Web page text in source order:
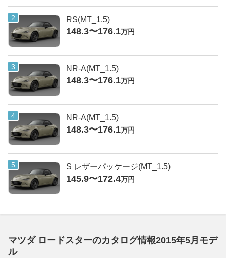
RS(MT_1.5)
148.3〜176.1万円
NR-A(MT_1.5)
148.3〜176.1万円
NR-A(MT_1.5)
148.3〜176.1万円
S レザーパッケージ(MT_1.5)
145.9〜172.4万円
マツダ ロードスターのカタログ情報2015年5月モデ
ル